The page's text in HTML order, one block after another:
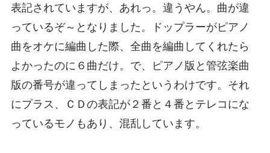
表記されていますが、あれっ。違うやん。曲が違
っているぞ～となりました。ドップラーがピアノ
曲をオケに編曲した際、全曲を編曲してくれたら
よかったのに６曲だけ。で、ピアノ版と管弦楽曲
版の番号が違ってしまったというわけです。それ
にプラス、ＣＤの表記が２番と４番とテレコにな
っているモノもあり、混乱しています。